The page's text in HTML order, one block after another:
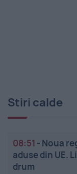
Stiri calde
08:51 - Noua
aduse din UE.
drum